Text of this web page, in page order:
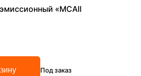
«МСАII
Под заказ